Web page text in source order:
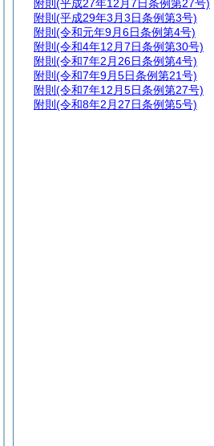
附則 (平成27年12月7日条例第27号)
附則 (平成29年3月3日条例第3号)
附則 (令和元年9月6日条例第4号)
附則 (令和4年12月7日条例第30号)
附則 (令和7年2月26日条例第4号)
附則 (令和7年9月5日条例第21号)
附則 (令和7年12月5日条例第27号)
附則 (令和8年2月27日条例第5号)